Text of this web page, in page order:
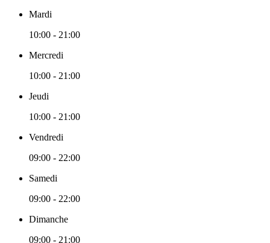
Mardi
10:00 - 21:00
Mercredi
10:00 - 21:00
Jeudi
10:00 - 21:00
Vendredi
09:00 - 22:00
Samedi
09:00 - 22:00
Dimanche
09:00 - 21:00